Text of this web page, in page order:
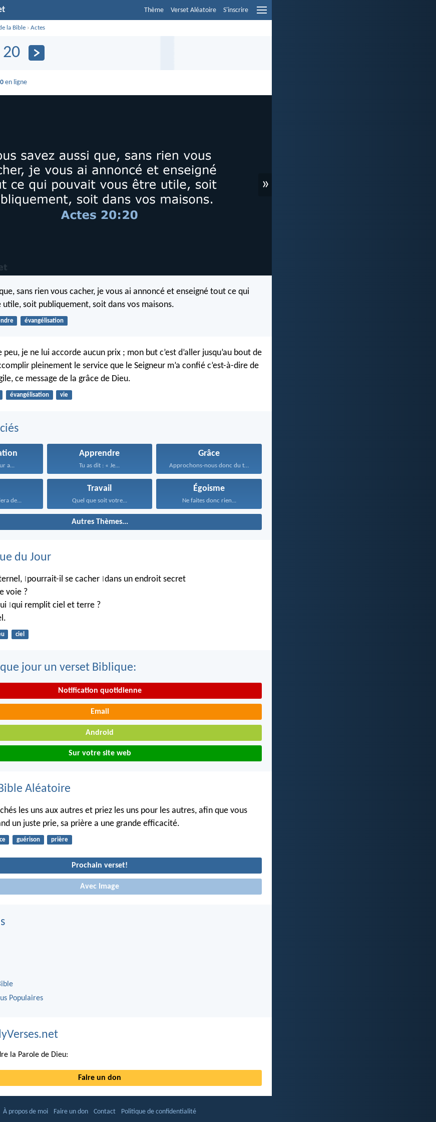
Thème Verset Aléatoire S'inscrire
la Bible ›Actes
en ligne
»
sans rien vous cacher, je vous ai annoncé et enseigné tout ce qui
soit publiquement, soit dans vos maisons.
évangélisation
je ne lui accorde aucun prix ; mon but c’est d’aller jusqu’au bout de
pleinement le service que le Seigneur m’a confié c’est-à-dire de
ce message de la grâce de Dieu.
évangélisation vie
a...
Apprendre
Tu as dit : « Je...
Grâce
Approchons-nous donc du trône...
de...
Travail
Quel que soit votre...
Égoisme
Ne faites donc rien...
Autres Thèmes...
du Jour
pourrait-il se cacher dans un endroit secret
voie ?
qui remplit ciel et terre ?
ciel
jour un verset Biblique:
Notification quotidienne
Email
Android
Sur votre site web
Aléatoire
les uns aux autres et priez les uns pour les autres, afin que vous
un juste prie, sa prière a une grande efficacité.
guérison prière
Prochain verset!
Avec Image
Populaires
la Parole de Dieu:
Faire un don
À propos de moi Faire un don Contact Politique de confidentialité